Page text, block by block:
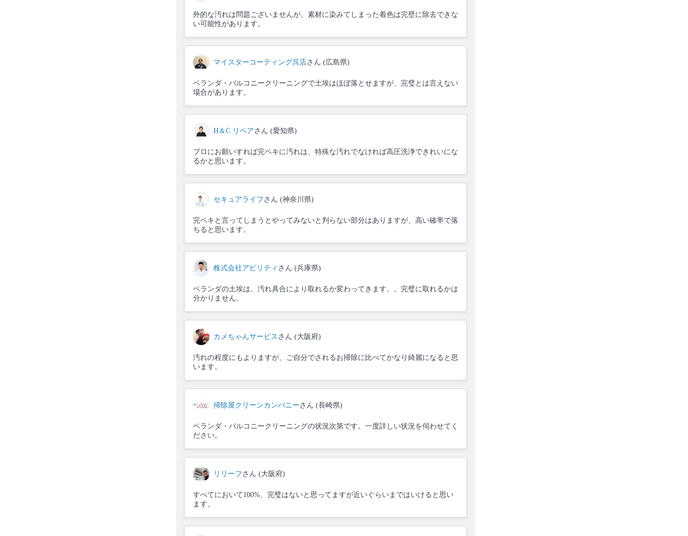
外的な汚れは問題ございませんが、素材に染みてしまった着色は完壁に除去できな
い可能性があります。
マイスターコーティング呉店さん (広島県)
ベランダ・バルコニークリーニングで土埃はほぼ落とせますが、完璧とは言えない
場合があります。
H＆C リペア さん (愛知県)
プロにお願いすれば完ペキに汚れは、特殊な汚れでなければ高圧洗浄できれいにな
るかと思います。
セキュアライフ さん (神奈川県)
完ペキと言ってしまうとやってみないと判らない部分はありますが、高い確率で落
ちると思います。
株式会社アビリティ さん (兵庫県)
ベランダの土埃は、汚れ具合により取れるか変わってきます。。完璧に取れるかは
分かりません。
カメちゃんサービス さん (大阪府)
汚れの程度にもよりますが、ご自分でされるお掃除に比べてかなり綺麗になると思
います。
掃除屋クリーンカンパニー さん (長崎県)
ベランダ・バルコニークリーニングの状況次第です。一度詳しい状況を伺わせてく
ださい。
リリーフ さん (大阪府)
すべてにおいて100%、完璧はないと思ってますが近いぐらいまではいけると思い
ます。